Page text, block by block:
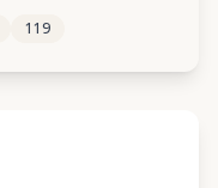
169
119